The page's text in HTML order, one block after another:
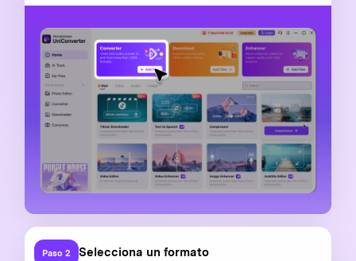
Paso 2 Selecciona un formato